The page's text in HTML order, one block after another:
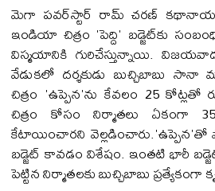
మెగా పవర్‌స్టార్ రామ్ చరణ్
ఇండియా చిత్రం 'పెద్ది' బడ్జెట్‌కు
విస్మయానికి గురిచేస్తున్నాయి.
వేడుకలో దర్శకుడు బుచ్చిబాబు
చిత్రం 'ఉప్పెన'ను కేవలం 25
చిత్రం కోసం నిర్మాతలు ఏకంగా
కేటాయించారని వెల్లడించారు.'ఉప్పెన'తో
బడ్జెట్ కావడం విశేషం. ఇంతటి భారీ
పెట్టిన నిర్మాతలకు బుచ్చిబాబు ప్రత్యేకంగా